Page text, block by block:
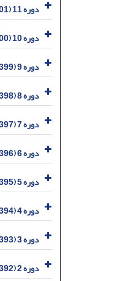
دوره 11 (1401)
دوره 10 (1400)
دوره 9 (1399)
دوره 8 (1398)
دوره 7 (1397)
دوره 6 (1396)
دوره 5 (1395)
دوره 4 (1394)
دوره 3 (1393)
دوره 2 (1392)